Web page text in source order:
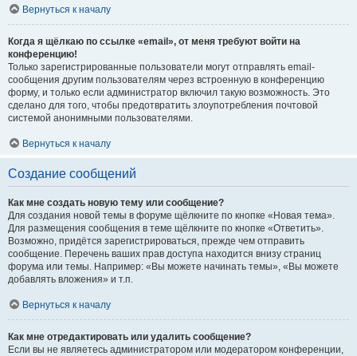
Вернуться к началу
Когда я щёлкаю по ссылке «email», от меня требуют войти на
конференцию!
Только зарегистрированные пользователи могут отправлять email-
сообщения другим пользователям через встроенную в конференцию
форму, и только если администратор включил такую возможность. Это
сделано для того, чтобы предотвратить злоупотребления почтовой
системой анонимными пользователями.
Вернуться к началу
Создание сообщений
Как мне создать новую тему или сообщение?
Для создания новой темы в форуме щёлкните по кнопке «Новая тема».
Для размещения сообщения в теме щёлкните по кнопке «Ответить».
Возможно, придётся зарегистрироваться, прежде чем отправить
сообщение. Перечень ваших прав доступа находится внизу страниц
форума или темы. Например: «Вы можете начинать темы», «Вы можете
добавлять вложения» и т.п.
Вернуться к началу
Как мне отредактировать или удалить сообщение?
Если вы не являетесь администратором или модератором конференции,